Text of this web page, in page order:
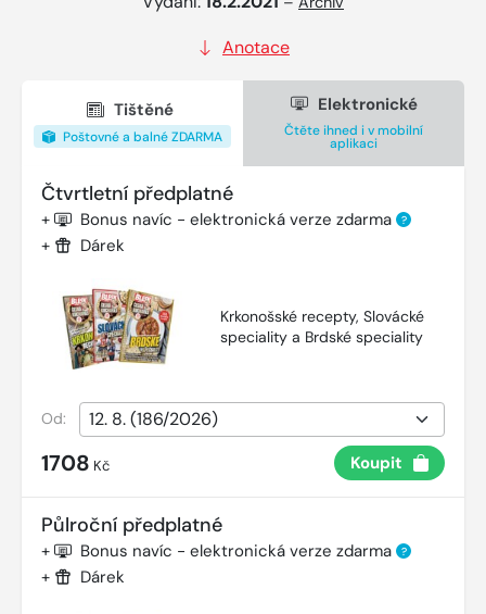
Anotace
Tištěné
Poštovné a balné ZDARMA
Elektronické
Čtěte ihned i v mobilní
aplikaci
Čtvrtletní předplatné
+ Bonus navíc - elektronická verze zdarma ?
+ Dárek
Krkonošské recepty, Slovácké
speciality a Brdské speciality
Od:
1708 Kč Koupit
Půlroční předplatné
+ Bonus navíc - elektronická verze zdarma ?
+ Dárek